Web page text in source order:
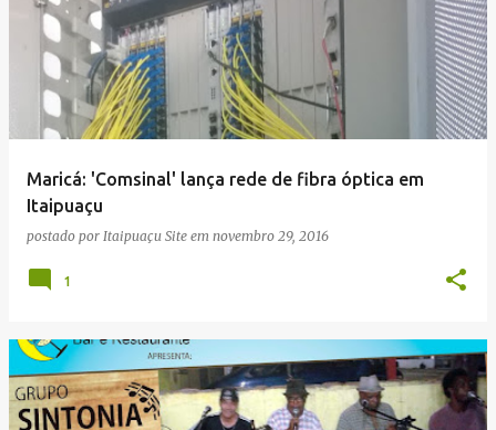
Maricá: 'Comsinal' lança rede de fibra óptica em
Itaipuaçu
postado por Itaipuaçu Site em novembro 29, 2016
1